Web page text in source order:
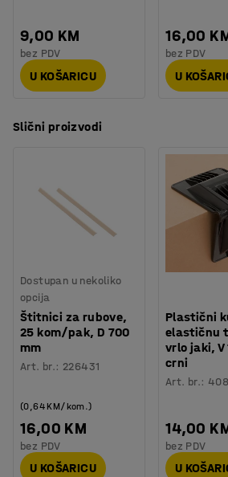
9,00 KM
bez PDV
U KOŠARICU
16,00
bez PDV
U
Slični proizvodi
Dostupan u nekoliko
opcija
Štitnici za rubove,
25 kom/pak, D 700
mm
Art. br.: 226431
16,00 KM
(0,64 KM/kom.)
bez PDV
U KOŠARICU
Plastični
elastičnu
vrlo jaki, V
crni
Art. br.:
14,00
bez PDV
U